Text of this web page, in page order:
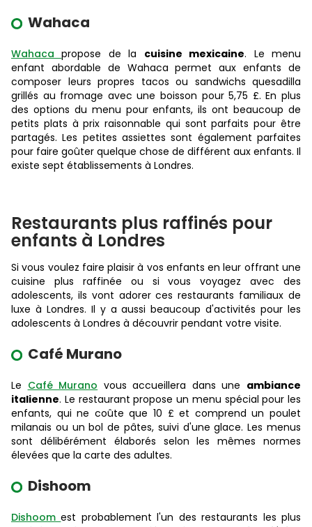
Wahaca
Wahacapropose de la cuisine mexicaine. Le menu
enfant abordable de Wahaca permet aux enfants de
composer leurs propres tacos ou sandwichs quesadilla
grillés au fromage avec une boisson pour 5,75 £. En plus
des options du menu pour enfants, ils ont beaucoup de
petits plats à prix raisonnable qui sont parfaits pour être
partagés. Les petites assiettes sont également parfaites
pour faire goûter quelque chose de différent aux enfants. Il
existe sept établissements à Londres.
Restaurants plus raffinés pour
enfants à Londres
Si vous voulez faire plaisir à vos enfants en leur offrant une
cuisine plus raffinée ou si vous voyagez avec des
adolescents, ils vont adorer ces restaurants familiaux de
luxe à Londres. Il y a aussi beaucoup d'activités pour les
adolescents à Londres à découvrir pendant votre visite.
Café Murano
Le Café Murano vous accueillera dans une ambiance
italienne. Le restaurant propose un menu spécial pour les
enfants, qui ne coûte que 10 £ et comprend un poulet
milanais ou un bol de pâtes, suivi d'une glace. Les menus
sont délibérément élaborés selon les mêmes normes
élevées que la carte des adultes.
Dishoom
Dishoomest probablement l'un des restaurants les plus